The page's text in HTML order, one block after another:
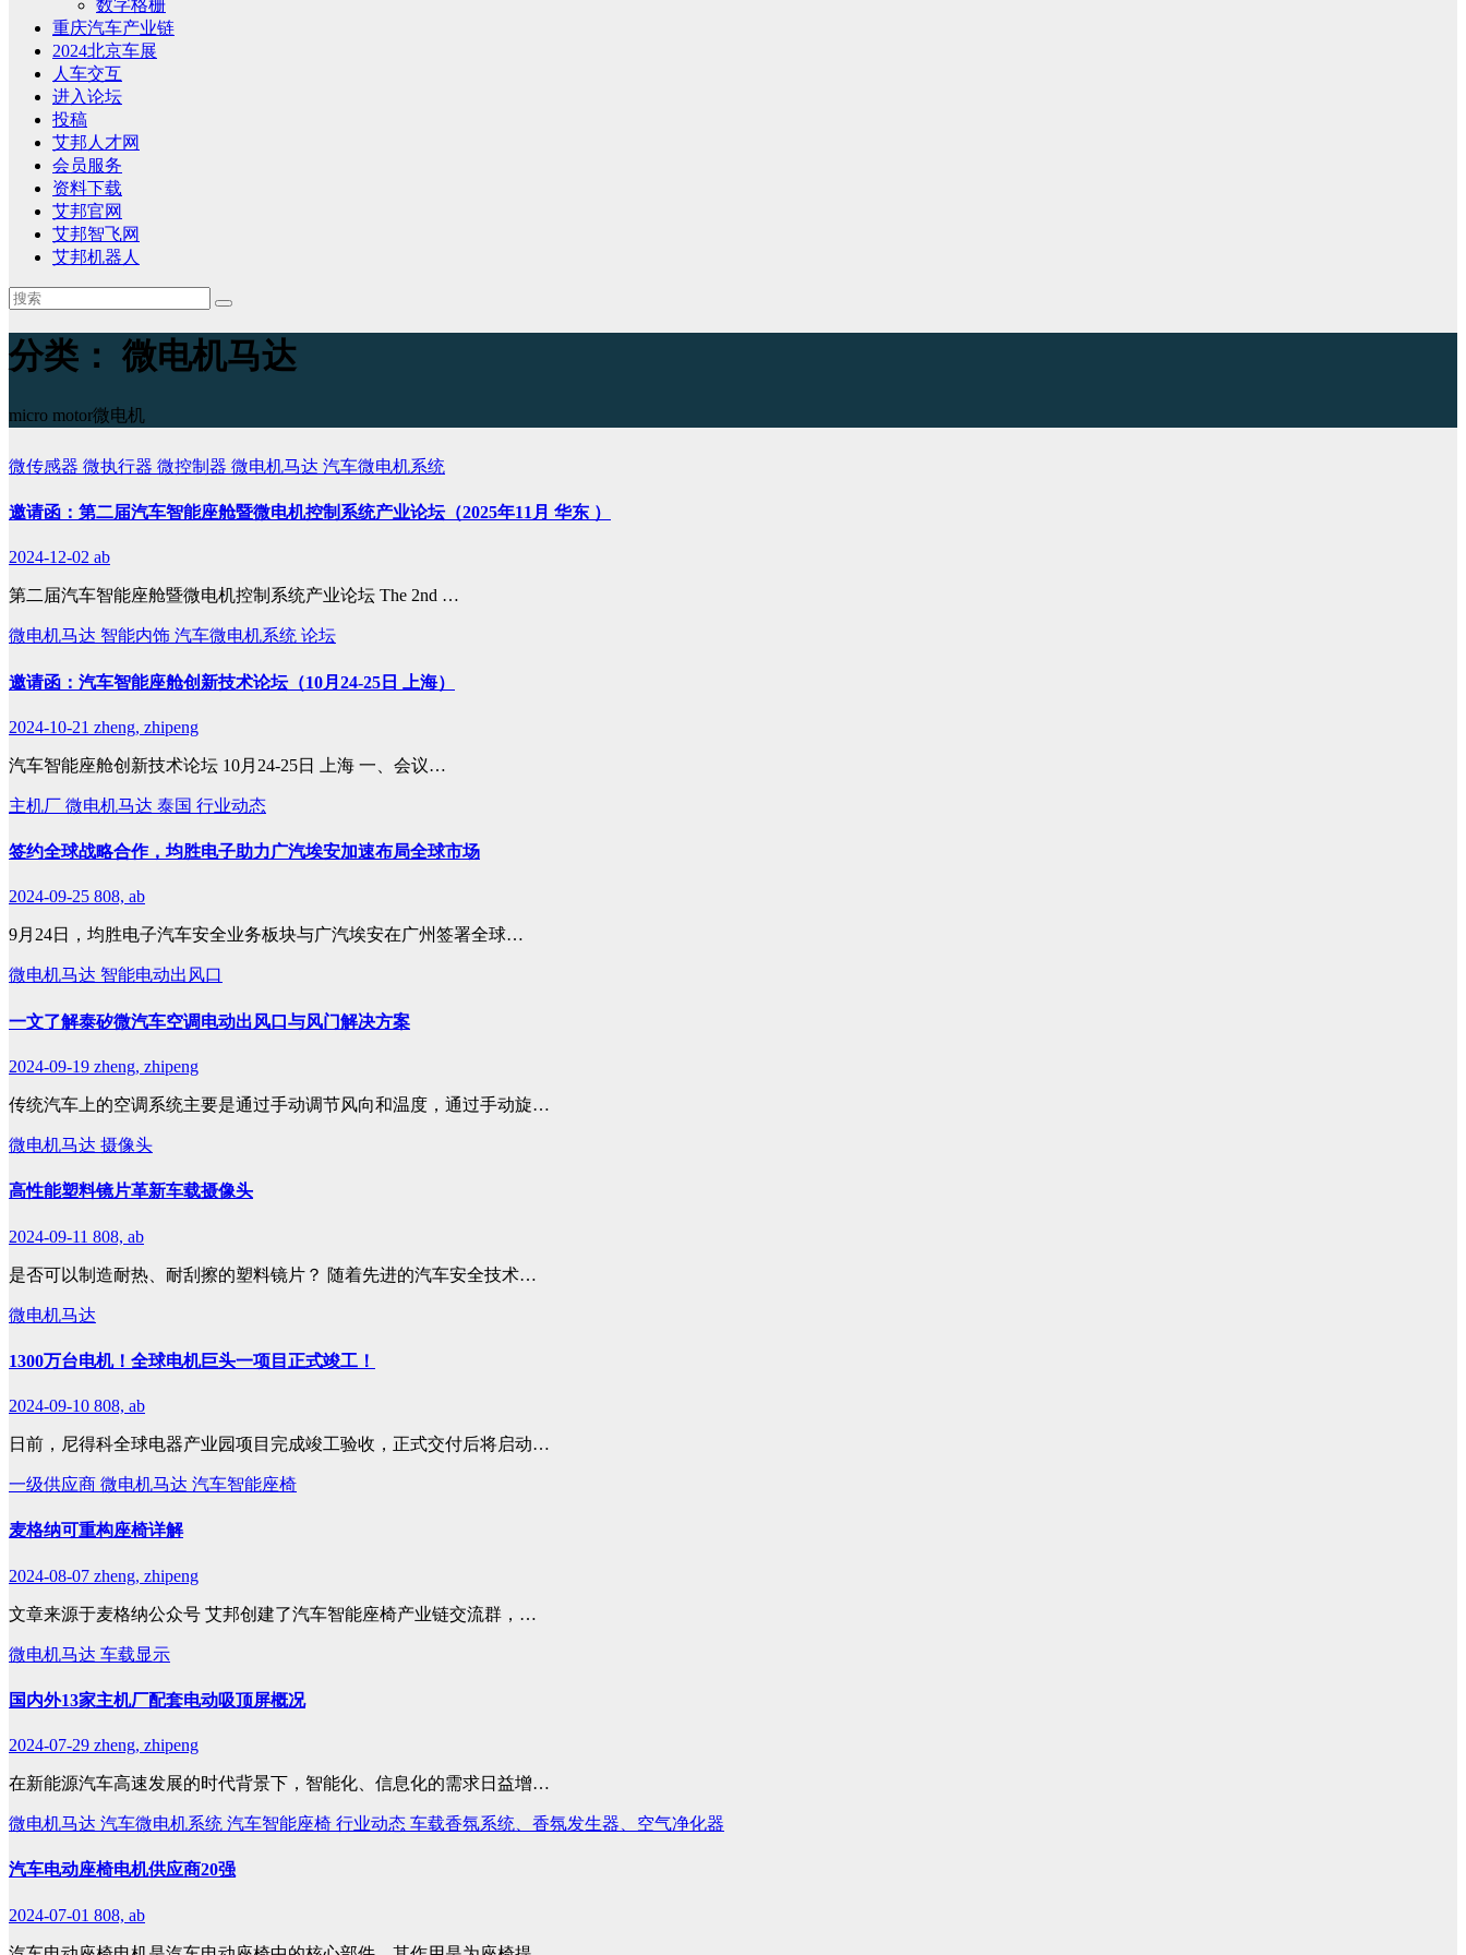
数字格栅
重庆汽车产业链
2024北京车展
人车交互
进入论坛
投稿
艾邦人才网
会员服务
资料下载
艾邦官网
艾邦智飞网
艾邦机器人
分类： 微电机马达
micro motor微电机
微传感器 微执行器 微控制器 微电机马达 汽车微电机系统
邀请函：第二届汽车智能座舱暨微电机控制系统产业论坛（2025年11月 华东 ）
2024-12-02 ab
第二届汽车智能座舱暨微电机控制系统产业论坛 The 2nd …
微电机马达 智能内饰 汽车微电机系统 论坛
邀请函：汽车智能座舱创新技术论坛（10月24-25日 上海）
2024-10-21 zheng, zhipeng
汽车智能座舱创新技术论坛 10月24-25日 上海 一、会议…
主机厂 微电机马达 泰国 行业动态
签约全球战略合作，均胜电子助力广汽埃安加速布局全球市场
2024-09-25 808, ab
9月24日，均胜电子汽车安全业务板块与广汽埃安在广州签署全球…
微电机马达 智能电动出风口
一文了解泰矽微汽车空调电动出风口与风门解决方案
2024-09-19 zheng, zhipeng
传统汽车上的空调系统主要是通过手动调节风向和温度，通过手动旋…
微电机马达 摄像头
高性能塑料镜片革新车载摄像头
2024-09-11 808, ab
是否可以制造耐热、耐刮擦的塑料镜片？ 随着先进的汽车安全技术…
微电机马达
1300万台电机！全球电机巨头一项目正式竣工！
2024-09-10 808, ab
日前，尼得科全球电器产业园项目完成竣工验收，正式交付后将启动…
一级供应商 微电机马达 汽车智能座椅
麦格纳可重构座椅详解
2024-08-07 zheng, zhipeng
文章来源于麦格纳公众号 艾邦创建了汽车智能座椅产业链交流群，…
微电机马达 车载显示
国内外13家主机厂配套电动吸顶屏概况
2024-07-29 zheng, zhipeng
在新能源汽车高速发展的时代背景下，智能化、信息化的需求日益增…
微电机马达 汽车微电机系统 汽车智能座椅 行业动态 车载香氛系统、香氛发生器、空气净化器
汽车电动座椅电机供应商20强
2024-07-01 808, ab